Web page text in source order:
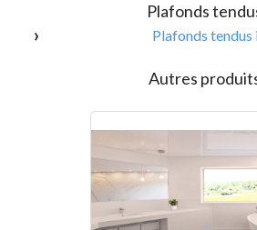
Plafonds
Plafonds tendus
Autres